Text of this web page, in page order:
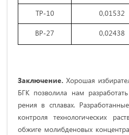
ТР-10 0,01532
ВР-27 0,02438
Заключение. Хорошая
БГК позволила нам
рения в сплавах.
контроля технологических
обжиге молибденовых